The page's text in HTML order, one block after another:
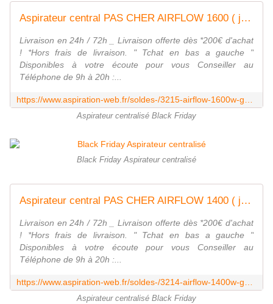
Aspirateur central PAS CHER AIRFLOW 1600 ( jusqu'à 300 m²) 449€
Livraison en 24h / 72h _ Livraison offerte dès *200€ d'achat
! *Hors frais de livraison. " Tchat en bas a gauche "
Disponibles à votre écoute pour vous Conseiller au
Téléphone de 9h à 20h :...
Aspirateur centralisé Black Friday
Black Friday Aspirateur centralisé
Aspirateur central PAS CHER AIRFLOW 1400 ( jusqu'à 180 m²) 419€
Livraison en 24h / 72h _ Livraison offerte dès *200€ d'achat
! *Hors frais de livraison. " Tchat en bas a gauche "
Disponibles à votre écoute pour vous Conseiller au
Téléphone de 9h à 20h :...
Aspirateur centralisé Black Friday